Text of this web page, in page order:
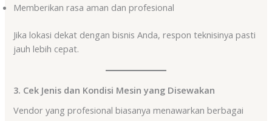
Memberikan rasa aman dan profesional
Jika lokasi dekat dengan bisnis Anda, respon teknisinya pasti
jauh lebih cepat.
3. Cek Jenis dan Kondisi Mesin yang Disewakan
Vendor yang profesional biasanya menawarkan berbagai